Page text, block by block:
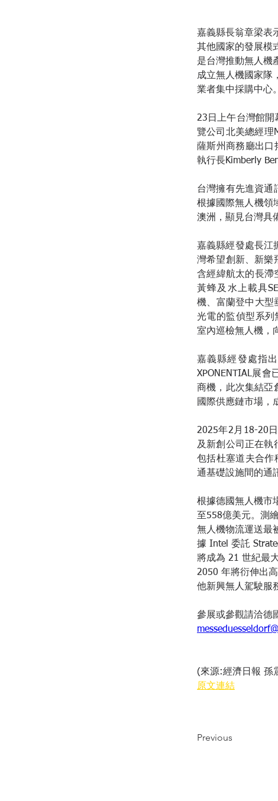
嘉義縣長翁章梁表
其他國家的發展模
是台灣推動無人機
成立無人機國家隊
業者集中採購中心。
23日上午台灣館開
覽公司北美總經理
薩斯州商務廳出口
執行長Kimberly
台灣擁有先進資通
根據國際無人機領
澳洲，顯見台灣具
嘉義縣經發處長江
灣希望創新、新樂
含經緯航太的長滯
黃蜂及水上載具
機、富蘭登中大型
光電的監偵型系列
室內巡檢無人機，
嘉義縣經發處指
XPONENTIAL展
商機，此次集結亞
國際供應鏈市場，
2025年2月18-20
及新創公司正在執
包括杜塞道夫合作
通基礎設施間的通
根據德國無人機市
至558億美元。測
無人機物流運送最
據 Intel 委託
將成為 21 世紀最
2050 年將衍伸出
他新興無人駕駛服
參展或參觀請洽德
(來源:經濟日報 孫
原文連結
Previous